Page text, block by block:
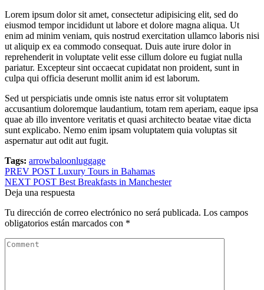
Lorem ipsum dolor sit amet, consectetur adipisicing elit, sed do
eiusmod tempor incididunt ut labore et dolore magna aliqua. Ut
enim ad minim veniam, quis nostrud exercitation ullamco laboris nisi
ut aliquip ex ea commodo consequat. Duis aute irure dolor in
reprehenderit in voluptate velit esse cillum dolore eu fugiat nulla
pariatur. Excepteur sint occaecat cupidatat non proident, sunt in
culpa qui officia deserunt mollit anim id est laborum.
Sed ut perspiciatis unde omnis iste natus error sit voluptatem
accusantium doloremque laudantium, totam rem aperiam, eaque ipsa
quae ab illo inventore veritatis et quasi architecto beatae vitae dicta
sunt explicabo. Nemo enim ipsam voluptatem quia voluptas sit
aspernatur aut odit aut fugit.
Tags: arrowbaloonluggage
Navegación
de
entradas
PREV POST Luxury Tours in Bahamas
NEXT POST Best Breakfasts in Manchester
Deja una respuesta
Tu dirección de correo electrónico no será publicada. Los campos
obligatorios están marcados con *